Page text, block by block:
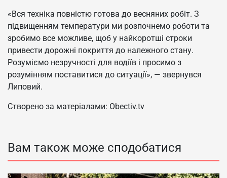
«Вся техніка повністю готова до весняних робіт. З
підвищенням температури ми розпочнемо роботи та
зробимо все можливе, щоб у найкоротші строки
привести дорожні покриття до належного стану.
Розуміємо незручності для водіїв і просимо з
розумінням поставитися до ситуації», — звернувся
Липовий.
Створено за матеріалами: Obectiv.tv
Вам також може сподобатися